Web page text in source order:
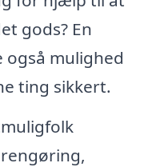
gods? En
mulighed
ting sikkert.